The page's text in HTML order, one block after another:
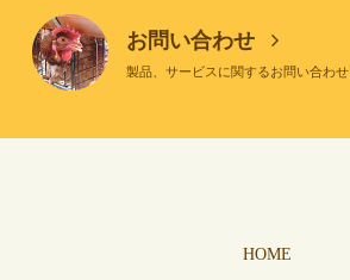
お問い合わせ
製品、サービスに関するお問い合わせ
HOME